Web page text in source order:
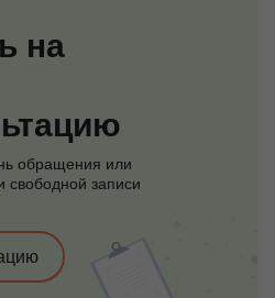
на
обращения или
записи